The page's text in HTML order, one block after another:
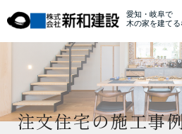
愛知・岐阜で
木の家を建てる
注文住宅の施工事